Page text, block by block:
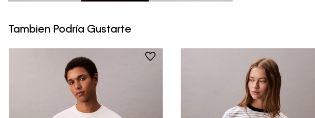
Tambien Podría Gustarte